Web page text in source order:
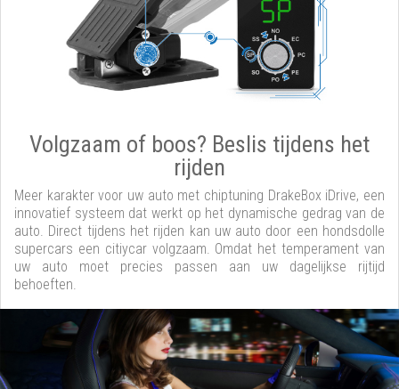
Volgzaam of boos? Beslis tijdens het
rijden
Meer karakter voor uw auto met chiptuning DrakeBox iDrive, een
innovatief systeem dat werkt op het dynamische gedrag van de
auto. Direct tijdens het rijden kan uw auto door een hondsdolle
supercars een citiycar volgzaam. Omdat het temperament van
uw auto moet precies passen aan uw dagelijkse rijtijd
behoeften.